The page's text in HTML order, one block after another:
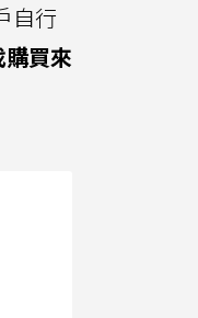
自行
買來